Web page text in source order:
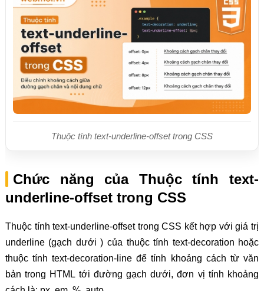
Thuộc tính text-underline-offset trong CSS
Chức năng của Thuộc tính text-
underline-offset trong CSS
Thuộc tính text-underline-offset trong CSS kết hợp với giá trị
underline (gạch dưới ) của thuộc tính text-decoration hoặc
thuộc tính text-decoration-line để tính khoảng cách từ văn
bản trong HTML tới đường gạch dưới, đơn vị tính khoảng